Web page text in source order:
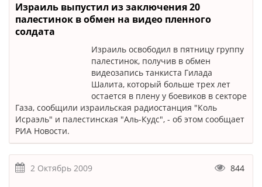
Израиль выпустил из заключения 20
палестинок в обмен на видео пленного
солдата
Израиль освободил в пятницу группу
палестинок, получив в обмен
видеозапись танкиста Гилада
Шалита, который больше трех лет
остается в плену у боевиков в секторе
Газа, сообщили израильская радиостанция "Коль
Исраэль" и палестинская "Аль-Кудс", - об этом сообщает
РИА Новости.
2 Октябрь 2009 844